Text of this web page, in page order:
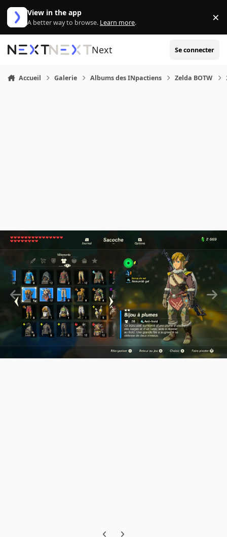
Aller au contenu
View in the app
A better way to browse. Learn more. ×
Next Se connecter
Accueil Galerie Albums des INpactiens Zelda BOTW
Previous carousel slide
Next carousel slide